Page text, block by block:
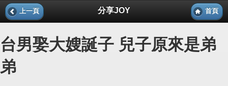
上一頁 分享JOY 首頁
台男娶大嫂誕子 兒子原來是弟
弟